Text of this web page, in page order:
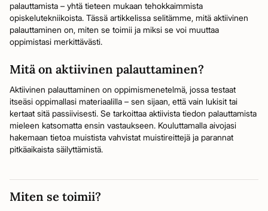
palauttamista – yhtä tieteen mukaan tehokkaimmista
opiskelutekniikoista. Tässä artikkelissa selitämme, mitä aktiivinen
palauttaminen on, miten se toimii ja miksi se voi muuttaa
oppimistasi merkittävästi.
Mitä on aktiivinen palauttaminen?
Aktiivinen palauttaminen on oppimismenetelmä, jossa testaat
itseäsi oppimallasi materiaalilla – sen sijaan, että vain lukisit tai
kertaat sitä passiivisesti. Se tarkoittaa aktiivista tiedon palauttamista
mieleen katsomatta ensin vastaukseen. Kouluttamalla aivojasi
hakemaan tietoa muistista vahvistat muistireittejä ja parannat
pitkäaikaista säilyttämistä.
Miten se toimii?